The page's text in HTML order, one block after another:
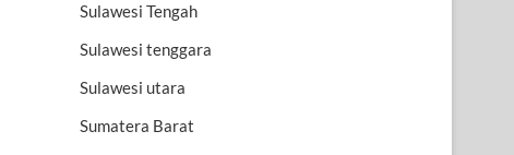
Sulawesi Tengah
Sulawesi tenggara
Sulawesi utara
Sumatera Barat